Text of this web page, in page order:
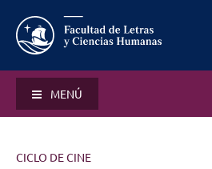
MENÚ
CICLO DE CINE